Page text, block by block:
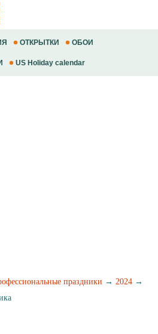
ОТКРЫТКИ ОБОИ
US Holiday calendar
праздники → 2024 →